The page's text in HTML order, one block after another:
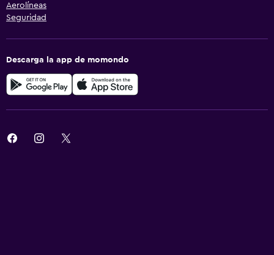
Aerolíneas
Seguridad
Descarga la app de momondo